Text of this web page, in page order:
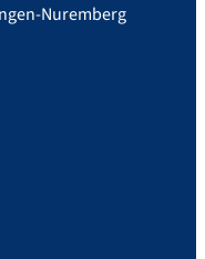
Nuremberg